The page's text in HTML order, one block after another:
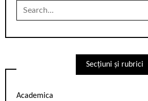
Search
Secțiuni și rubrici
Academica